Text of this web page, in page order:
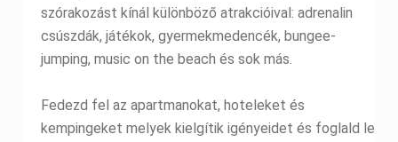
szórakozást kínál különböző atrakcióival: adrenalin
csúszdák, játékok, gyermekmedencék, bungee-
jumping, music on the beach és sok más.
Fedezd fel az apartmanokat, hoteleket és
kempingeket melyek kielgítik igényeidet és foglald le